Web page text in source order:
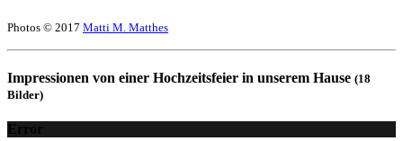
Photos © 2017 Matti M. Matthes
Impressionen von einer Hochzeitsfeier in unserem Hause (18
Bilder)
Error